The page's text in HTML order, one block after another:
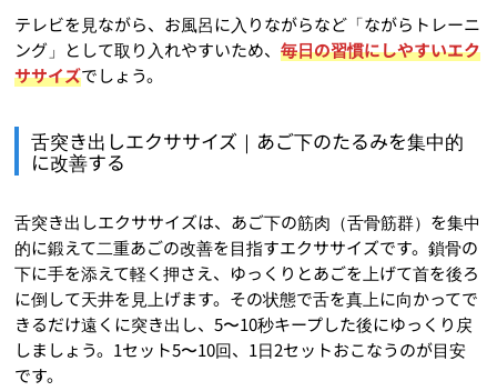
テレビを見ながら、お風呂に入りながらなど「ながらトレーニ
ング」として取り入れやすいため、毎日の習慣にしやすいエク
ササイズでしょう。
舌突き出しエクササイズ｜あご下のたるみを集中的
に改善する
舌突き出しエクササイズは、あご下の筋肉（舌骨筋群）を集中
的に鍛えて二重あごの改善を目指すエクササイズです。鎖骨の
下に手を添えて軽く押さえ、ゆっくりとあごを上げて首を後ろ
に倒して天井を見上げます。その状態で舌を真上に向かってで
きるだけ遠くに突き出し、5〜10秒キープした後にゆっくり戻
しましょう。1セット5〜10回、1日2セットおこなうのが目安
です。